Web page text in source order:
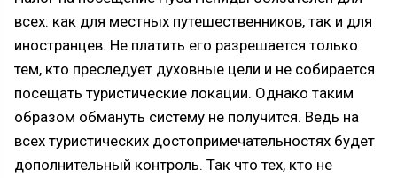
всех: как для местных путешественников, так и для
иностранцев. Не платить его разрешается только
тем, кто преследует духовные цели и не собирается
посещать туристические локации. Однако таким
образом обмануть систему не получится. Ведь на
всех туристических достопримечательностях будет
дополнительный контроль. Так что тех, кто не